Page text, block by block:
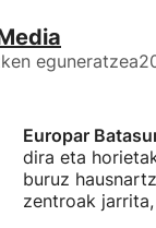
eguneratzea
Europar
dira eta
buruz
zentroak